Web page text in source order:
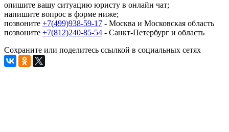
опишите вашу ситуацию юристу в онлайн чат;
напишите вопрос в форме ниже;
позвоните +7(499)938-59-17 - Москва и Московская область
позвоните +7(812)240-85-54 - Санкт-Петербург и область
Сохраните или поделитесь ссылкой в социальных сетях